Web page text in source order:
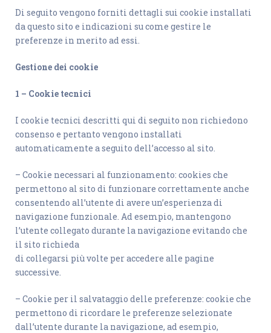
Di seguito vengono forniti dettagli sui cookie installati
da questo sito e indicazioni su come gestire le
preferenze in merito ad essi.
Gestione dei cookie
1 – Cookie tecnici
I cookie tecnici descritti qui di seguito non richiedono
consenso e pertanto vengono installati
automaticamente a seguito dell’accesso al sito.
– Cookie necessari al funzionamento: cookies che
permettono al sito di funzionare correttamente anche
consentendo all’utente di avere un’esperienza di
navigazione funzionale. Ad esempio, mantengono
l’utente collegato durante la navigazione evitando che
il sito richieda
di collegarsi più volte per accedere alle pagine
successive.
– Cookie per il salvataggio delle preferenze: cookie che
permettono di ricordare le preferenze selezionate
dall’utente durante la navigazione, ad esempio,